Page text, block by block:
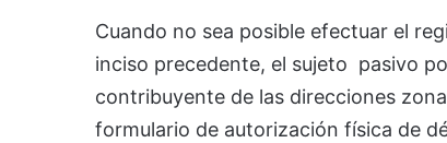
Cuando no sea posible efectuar el
inciso precedente, el sujeto pasivo
contribuyente de las direcciones
formulario de autorización física de